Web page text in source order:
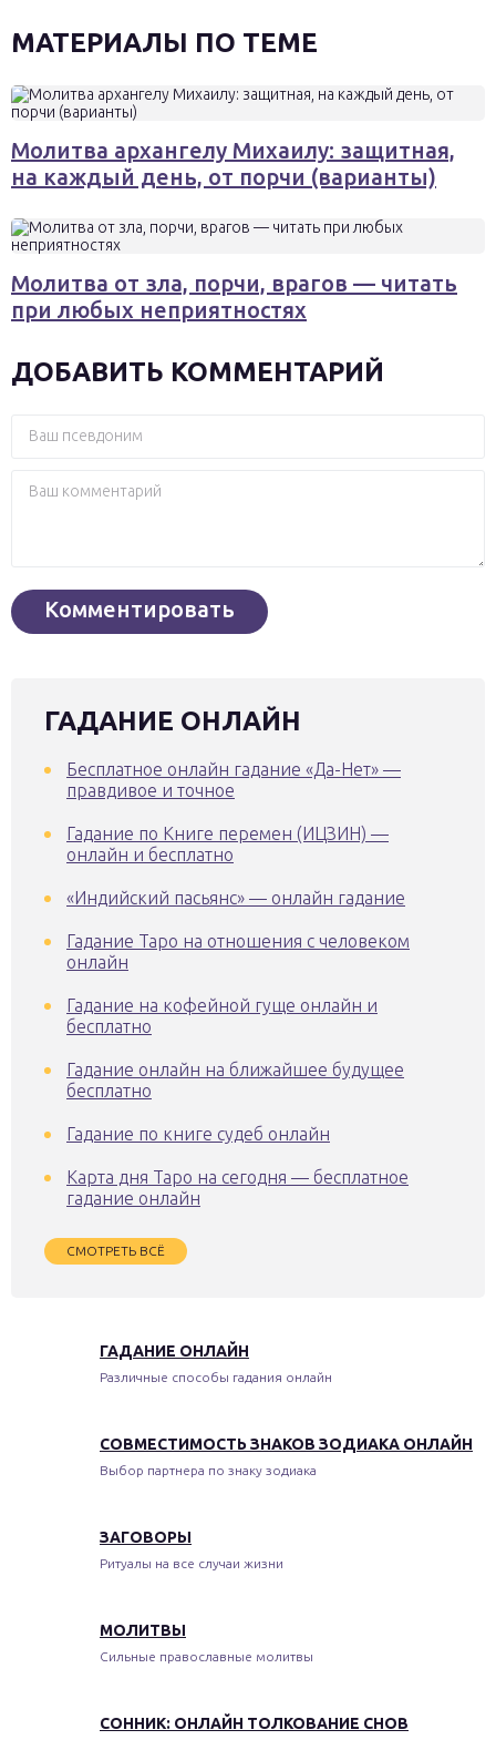
МАТЕРИАЛЫ ПО ТЕМЕ
Молитва архангелу Михаилу: защитная,
на каждый день, от порчи (варианты)
Молитва от зла, порчи, врагов — читать
при любых неприятностях
ДОБАВИТЬ КОММЕНТАРИЙ
ГАДАНИЕ ОНЛАЙН
Бесплатное онлайн гадание «Да-Нет» —
правдивое и точное
Гадание по Книге перемен (ИЦЗИН) —
онлайн и бесплатно
«Индийский пасьянс» — онлайн гадание
Гадание Таро на отношения с человеком
онлайн
Гадание на кофейной гуще онлайн и
бесплатно
Гадание онлайн на ближайшее будущее
бесплатно
Гадание по книге судеб онлайн
Карта дня Таро на сегодня — бесплатное
гадание онлайн
СМОТРЕТЬ ВСЁ
ГАДАНИЕ ОНЛАЙН
Различные способы гадания онлайн
СОВМЕСТИМОСТЬ ЗНАКОВ ЗОДИАКА ОНЛАЙН
Выбор партнера по знаку зодиака
ЗАГОВОРЫ
Ритуалы на все случаи жизни
МОЛИТВЫ
Сильные православные молитвы
СОННИК: ОНЛАЙН ТОЛКОВАНИЕ СНОВ